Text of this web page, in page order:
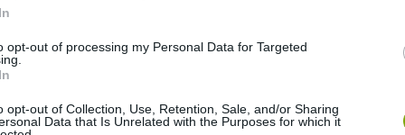
opt-out of processing my Personal Data for Targeted
opt-out of Collection, Use, Retention, Sale, and/or Sharing
Data that Is Unrelated with the Purposes for which it